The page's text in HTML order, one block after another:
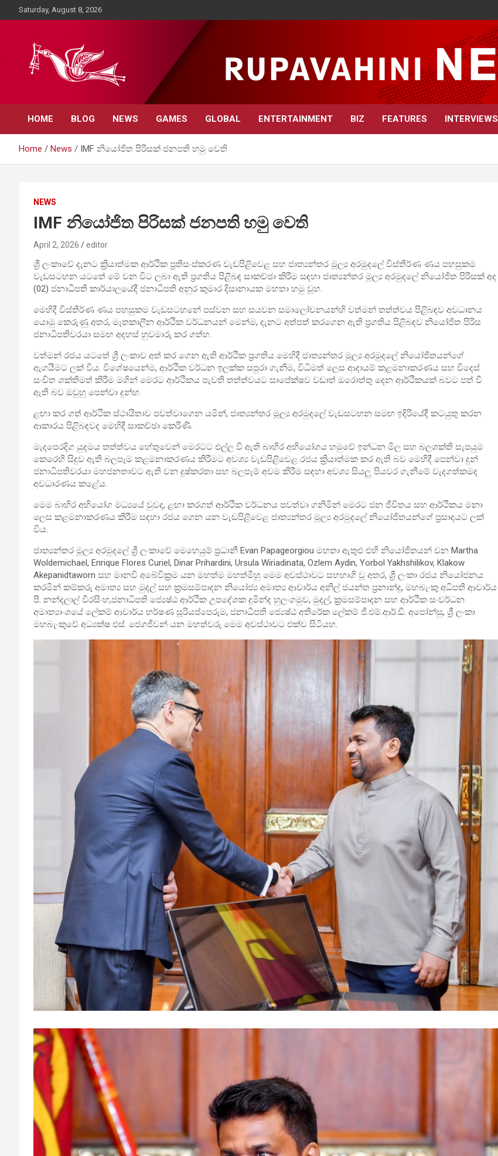
to
Saturday, August 8, 2026
Rupavahini News
HOME BLOG NEWS GAMES GLOBAL ENTERTAINMENT BIZ FEATURES INTERVIEWS
Home News IMF නියෝජිත පිරිසක් ජනපති හමු වෙති
NEWS
IMF නියෝජිත පිරිසක් ජනපති හමු වෙති
April 2, 2026 editor
ශ්‍රී ලංකාවේ දැනට ක්‍රියාත්මක ආර්ථික ප්‍රතිසංස්කරණ වැඩපිළිවෙළ සහ ජාත්‍යන්තර මූල්‍ය අරමුදලේ විස්තීර්ණ ණය පහසුකම
වැඩසටහන යටතේ මේ වන විට ලබා ඇති ප්‍රගතිය පිළිබඳ සාකච්ඡා කිරීම සඳහා ජාත්‍යන්තර මූල්‍ය අරමුදලේ නියෝජිත පිරිසක් අද
(02) ජනාධිපති කාර්යාලයේදී ජනාධිපති අනුර කුමාර දිසානායක මහතා හමු වූහ.
මෙහිදී විස්තීර්ණ ණය පහසුකම වැඩසටහනේ පස්වන සහ සයවන සමාලෝචනයන්හි වත්මන් තත්ත්වය පිළිබඳව අවධානය
යොමු කෙරුණු අතර, මෑතකාලීන ආර්ථික වර්ධනයන් මෙන්ම, දැනට අත්පත් කරගෙන ඇති ප්‍රගතිය පිළිබඳව නියෝජිත පිරිස
ජනාධිපතිවරයා සමඟ අදහස් හුවමාරු කර ගත්හ.
වත්මන් රජය යටතේ ශ්‍රී ලංකාව අත් කර ගෙන ඇති ආර්ථික ප්‍රගතිය මෙහිදී ජාත්‍යන්තර මූල්‍ය අරමුදලේ නියෝජිතයන්ගේ
ඇගයීමට ලක් විය. විශේෂයෙන්ම, ආර්ථික වර්ධන ඉලක්ක සපුරා ගැනීම, විධිමත් ලෙස ආදායම් කළමනාකරණය සහ විදෙස්
සංචිත ශක්තිමත් කිරීම මගින් මෙරට ආර්ථිකය පැවති තත්ත්වයට සාපේක්ෂව වඩාත් ඔරොත්තු දෙන ආර්ථිකයක් බවට පත් වී
ඇති බව ඔවුහු පෙන්වා දුන්හ.
ළඟා කර ගත් ආර්ථික ස්ථායිතාව පවත්වාගෙන යමින්, ජාත්‍යන්තර මූල්‍ය අරමුදලේ වැඩසටහන සමඟ ඉදිරියේදී කටයුතු කරන
ආකාරය පිළිබඳවද මෙහිදී සාකච්ඡා කෙරිණි.
මැදපෙරදිග යුදමය තත්ත්වය හේතුවෙන් මෙරටට එල්ල වී ඇති බාහිර අභියෝගය හමුවේ ඉන්ධන මිල සහ බලශක්ති සැපයුම
කෙරෙහි සිදුව ඇති බලපෑම කළමනාකරණය කිරීමට අවශ්‍ය වැඩපිළිවෙළ රජය ක්‍රියාත්මක කර ඇති බව මෙහිදී පෙන්වා දුන්
ජනාධිපතිවරයා මහජනතාවට ඇති වන දුෂ්කරතා සහ බලපෑම් අවම කිරීම සඳහා අවශ්‍ය සියලු පියවර ගැනීමේ වැදගත්කමද
අවධාරණය කළේය.
මෙම බාහිර අභියෝග මධ්‍යයේ වුවද, ළඟා කරගත් ආර්ථික වර්ධනය පවත්වා ගනිමින් මෙරට ජන ජීවිතය සහ ආර්ථිකය මනා
ලෙස කළමනාකරණය කිරීම සඳහා රජය ගෙන යන වැඩපිළිවෙළ ජාත්‍යන්තර මූල්‍ය අරමුදලේ නියෝජිතයන්ගේ ප්‍රසාදයට ලක්
විය.
ජාත්‍යන්තර මූල්‍ය අරමුදලේ ශ්‍රී ලංකාවේ මෙහෙයුම් ප්‍රධානී Evan Papageorgiou මහතා ඇතුළු එහි නියෝජිතයන් වන Martha
Woldemichael, Enrique Flores Curiel, Dinar Prihardini, Ursula Wiriadinata, Ozlem Aydin, Yorbol Yakhshilikov, Klakow
Akepanidtaworn සහ මානවි අබේවික්‍රම යන මහත්ම මහත්මීහු මෙම අවස්ථාවට සහභාගි වූ අතර, ශ්‍රී ලංකා රජය නියෝජනය
කරමින් කම්කරු අමාත්‍ය සහ මුදල් සහ ක්‍රමසම්පාදන නියෝජ්‍ය අමාත්‍ය ආචාර්ය අනිල් ජයන්ත ප්‍රනාන්දු, මහබැංකු අධිපති ආචාර්ය
පී. නන්දලාල් වීරසිංහ,ජනාධිපති ජ්‍යෙෂ්ඨ ආර්ථික උපදේශක දුමින්ද හුලංගමුව, මුදල්, ක්‍රමසම්පාදන සහ ආර්ථික සංවර්ධන
අමාත්‍යාංශයේ ලේකම් ආචාර්ය හර්ෂණ සූරියප්පෙරුම, ජනාධිපති ජ්‍යෙෂ්ඨ අතිරේක ලේකම් ජී.එම්.ආර්.ඩී. අපෝන්සු, ශ්‍රී ලංකා
මහබැංකුවේ අධ්‍යක්ෂ එස්. ජෙගජීවන් යන මහත්වරු මෙම අවස්ථාවට එක්ව සිටියහ.